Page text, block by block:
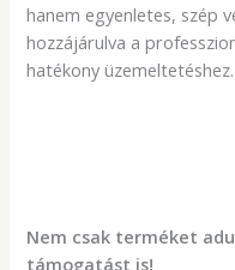
hanem egyenletes, szép
hozzájárulva a
hatékony üzemeltetéshez.
Nem csak terméket
támogatást is!